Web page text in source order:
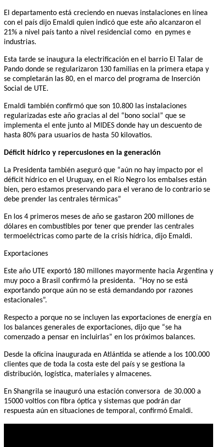
El departamento está creciendo en nuevas instalaciones en línea
con el país dijo Emaldi quien indicó que este año alcanzaron el
21% a nivel país tanto a nivel residencial como en pymes e
industrias.
Esta tarde se inaugura la electrificación en el barrio El Talar de
Pando donde se regularizaron 130 familias en la primera etapa y
se completarán las 80, en el marco del programa de Inserción
Social de UTE.
Emaldi también confirmó que son 10.800 las instalaciones
regularizadas este año gracias al del “bono social” que se
implementa el ente junto al MIDES donde hay un descuento de
hasta 80% para usuarios de hasta 50 kilovatios.
Déficit hídrico y repercusiones en la generación
La Presidenta también aseguró que “aún no hay impacto por el
déficit hídrico en el Uruguay, en el Río Negro los embalses están
bien, pero estamos preservando para el verano de lo contrario se
debe prender las centrales térmicas”
En los 4 primeros meses de año se gastaron 200 millones de
dólares en combustibles por tener que prender las centrales
termoeléctricas como parte de la crisis hídrica, dijo Emaldi.
Exportaciones
Este año UTE exportó 180 millones mayormente hacia Argentina y
muy poco a Brasil confirmó la presidenta. “Hoy no se está
exportando porque aún no se está demandando por razones
estacionales”.
Respecto a porque no se incluyen las exportaciones de energía en
los balances generales de exportaciones, dijo que “se ha
comenzado a pensar en incluirlas” en los próximos balances.
Desde la oficina inaugurada en Atlántida se atiende a los 100.000
clientes que de toda la costa este del país y se gestiona la
distribución, logística, materiales y almacenes.
En Shangrila se inauguró una estación conversora de 30.000 a
15000 voltios con fibra óptica y sistemas que podrán dar
respuesta aún en situaciones de temporal, confirmó Emaldi.